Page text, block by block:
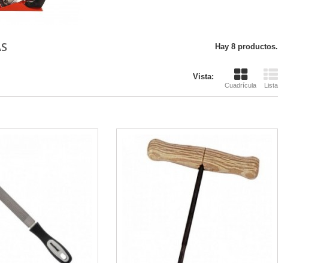
Hay 8 productos.
Vista:
Cuadrícula Lista